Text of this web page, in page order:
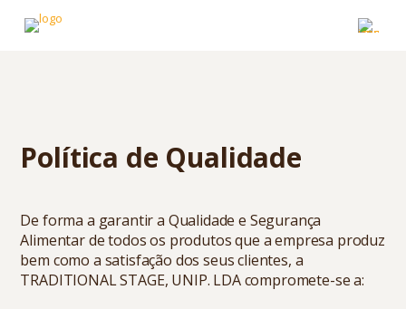
Política de Qualidade
De forma a garantir a Qualidade e Segurança
Alimentar de todos os produtos que a empresa produz
bem como a satisfação dos seus clientes, a
TRADITIONAL STAGE, UNIP. LDA compromete-se a: